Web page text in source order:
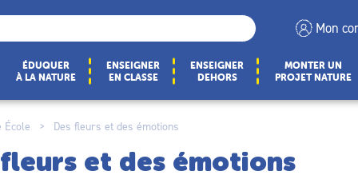
Mon
ÉDUQUER
À LA NATURE
ENSEIGNER
EN CLASSE
ENSEIGNER
DEHORS
MONTER UN
PROJET NATURE
École > Des fleurs et des émotions
et des émotions